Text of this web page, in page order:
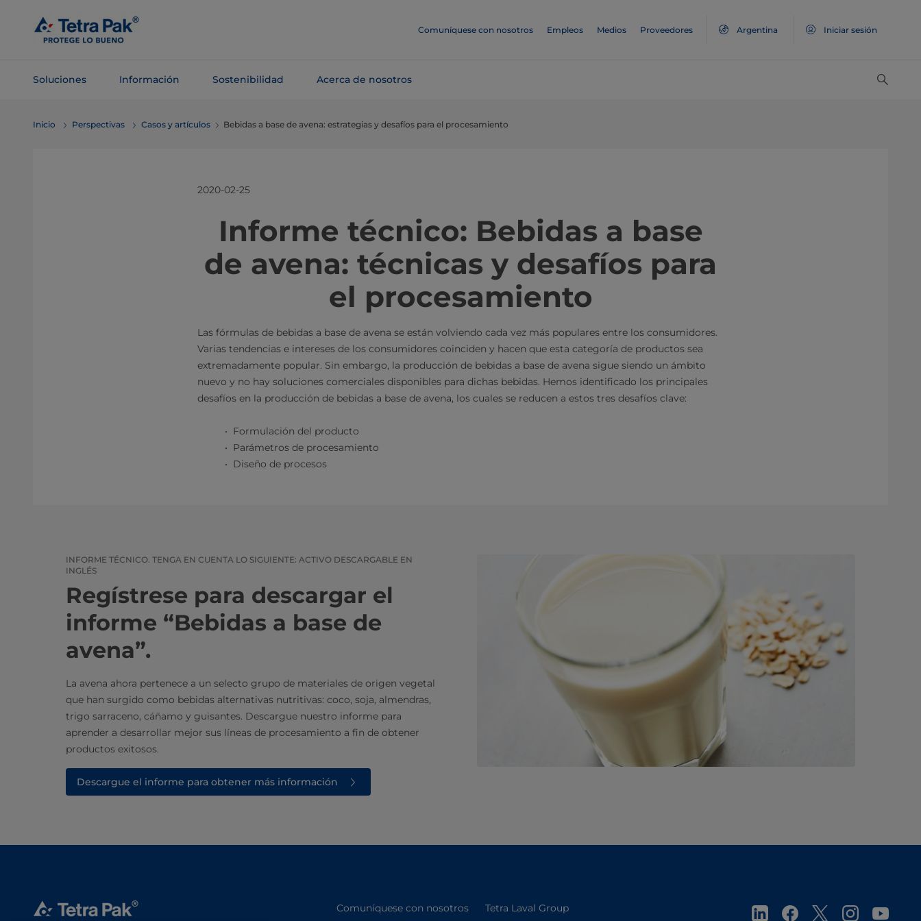
contenido
principal
Comuníquese con nosotros Empleos Medios Proveedores Argentina Iniciar sesión
Soluciones Información Sostenibilidad Acerca de nosotros
navegación
Inicio Perspectivas Casos y artículos Bebidas a base de avena: estrategias y desafíos para el procesamiento
2020-02-25
Informe técnico: Bebidas a base
de avena: técnicas y desafíos para
el procesamiento
Las fórmulas de bebidas a base de avena se están volviendo cada vez más populares entre los consumidores.
Varias tendencias e intereses de los consumidores coinciden y hacen que esta categoría de productos sea
extremadamente popular. Sin embargo, la producción de bebidas a base de avena sigue siendo un ámbito
nuevo y no hay soluciones comerciales disponibles para dichas bebidas. Hemos identificado los principales
desafíos en la producción de bebidas a base de avena, los cuales se reducen a estos tres desafíos clave:
Formulación del producto
Parámetros de procesamiento
Diseño de procesos
INFORME TÉCNICO. TENGA EN CUENTA LO SIGUIENTE: ACTIVO DESCARGABLE EN
INGLÉS
Regístrese para descargar el
informe “Bebidas a base de
avena”.
La avena ahora pertenece a un selecto grupo de materiales de origen vegetal
que han surgido como bebidas alternativas nutritivas: coco, soja, almendras,
trigo sarraceno, cáñamo y guisantes. Descargue nuestro informe para
aprender a desarrollar mejor sus líneas de procesamiento a fin de obtener
productos exitosos. ​
Descargue el informe para obtener más información
Comuníquese con nosotros Tetra Laval Group